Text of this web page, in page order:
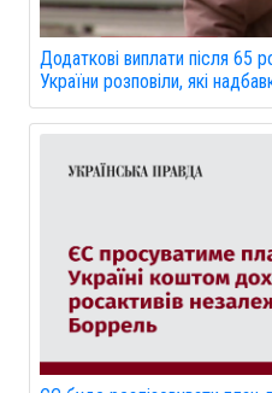
Додаткові виплати після 65
України розповіли, які